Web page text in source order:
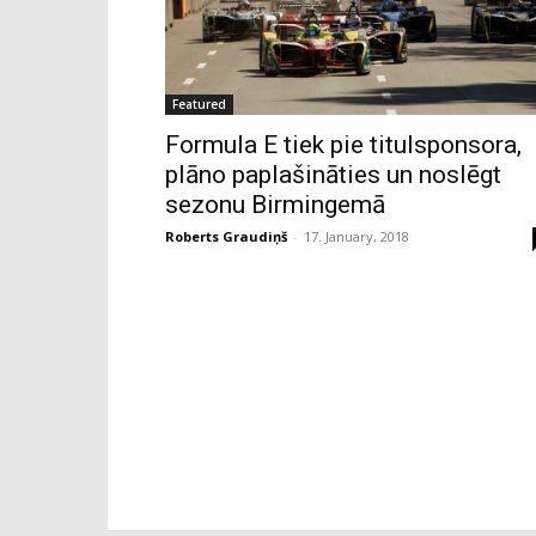
Featured
Formula E tiek pie titulsponsora,
plāno paplašināties un noslēgt
sezonu Birmingemā
Roberts Graudiņš - 17. January, 2018